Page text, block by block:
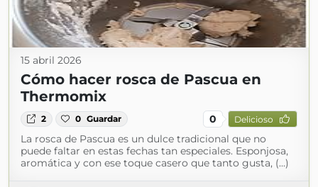
15 abril 2026
Cómo hacer rosca de Pascua en
Thermomix
2 0 Guardar 0 Delicioso
La rosca de Pascua es un dulce tradicional que no
puede faltar en estas fechas tan especiales. Esponjosa,
aromática y con ese toque casero que tanto gusta, (...)